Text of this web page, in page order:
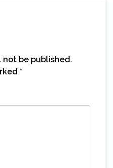
not be published.
*